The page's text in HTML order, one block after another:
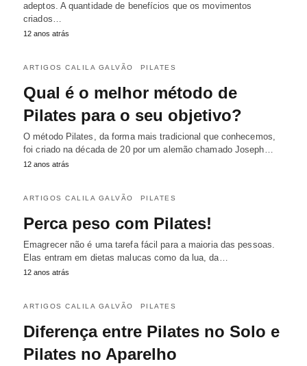
adeptos. A quantidade de benefícios que os movimentos
criados…
12 anos atrás
ARTIGOS CALILA GALVÃO PILATES
Qual é o melhor método de
Pilates para o seu objetivo?
O método Pilates, da forma mais tradicional que conhecemos,
foi criado na década de 20 por um alemão chamado Joseph…
12 anos atrás
ARTIGOS CALILA GALVÃO PILATES
Perca peso com Pilates!
Emagrecer não é uma tarefa fácil para a maioria das pessoas.
Elas entram em dietas malucas como da lua, da…
12 anos atrás
ARTIGOS CALILA GALVÃO PILATES
Diferença entre Pilates no Solo e
Pilates no Aparelho